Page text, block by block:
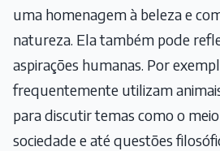
uma homenagem à beleza e
natureza. Ela também pode
aspirações humanas. Por
frequentemente utilizam
para discutir temas como o
sociedade e até questões